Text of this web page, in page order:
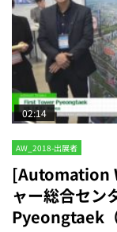
02:14
AW_2018-出展者
[Automation
ャー総合セ
Pyeongtaek